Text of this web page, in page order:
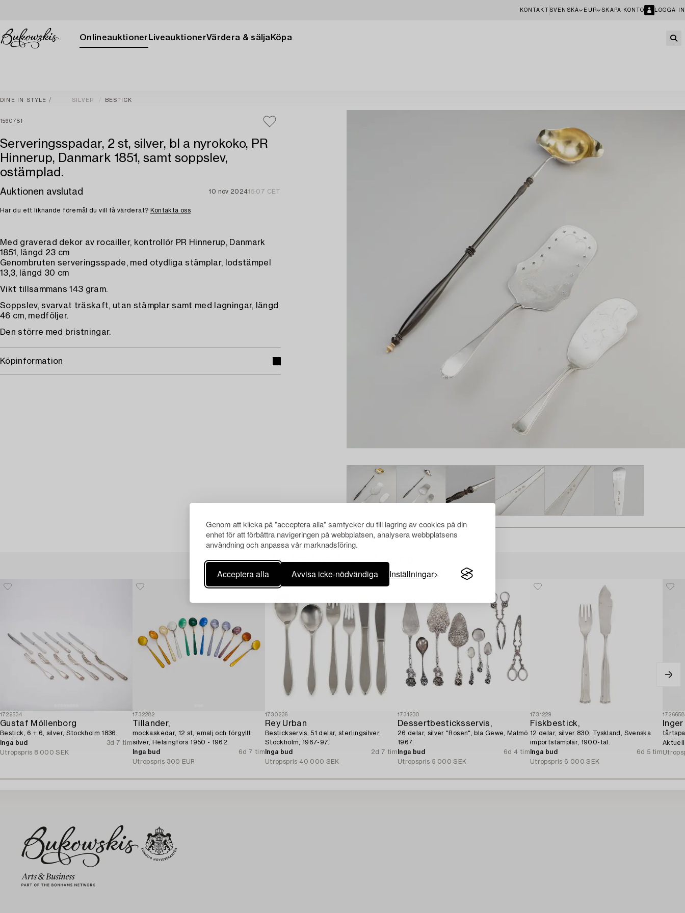
Genom att klicka på "acceptera alla" samtycker du till lagring av cookies på din
enhet för att förbättra navigeringen på webbplatsen, analysera webbplatsens
användning och anpassa vår marknadsföring.
Acceptera alla Avvisa icke-nödvändiga Inställningar
KONTAKT SVENSKA EUR SKAPA KONTO LOGGA IN
Onlineauktioner LiveauktionerVärdera & sälja Köpa
DINE IN STYLE SILVER BESTICK
1560781
Serveringsspadar, 2 st, silver, bl a nyrokoko, PR
Hinnerup, Danmark 1851, samt soppslev,
ostämplad.
Auktionen avslutad 10 nov 202415:07 CET
Har du ett liknande föremål du vill få värderat? Kontakta oss
Med graverad dekor av rocailler, kontrollör PR Hinnerup, Danmark
1851, längd 23 cm
Genombruten serveringsspade, med otydliga stämplar, lodstämpel
13,3, längd 30 cm
Vikt tillsammans 143 gram.
Soppslev, svarvat träskaft, utan stämplar samt med lagningar, längd
46 cm, medföljer.
Den större med bristningar.
Köpinformation
Andra har även tittat på
1729534
Gustaf Möllenborg
Bestick, 6 + 6, silver, Stockholm 1836.
Inga bud
3d 7 tim
Utropspris 8 000 SEK
1732282
Tillander,
mockaskedar, 12 st, emalj och förgyllt
silver, Helsingfors 1950 - 1962.
Inga bud
6d 7 tim
Utropspris 300 EUR
1730236
Rey Urban
Bestickservis, 51 delar, sterlingsilver,
Stockholm, 1967-97.
Inga bud
2d 7 tim
Utropspris 40 000 SEK
1731230
Dessertbesticksservis,
26 delar, silver "Rosen", bla Gewe, Malmö
1967.
Inga bud
6d 4 tim
Utropspris 5 000 SEK
1731229
Fiskbestick,
12 delar, silver 830, Tyskland, Svenska
importstämplar, 1900-tal.
Inga bud
6d 5 tim
Utropspris 6 000 SEK
1726658